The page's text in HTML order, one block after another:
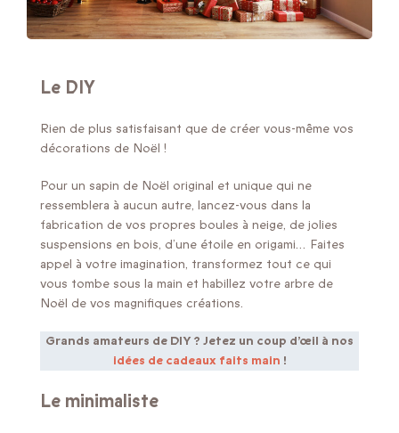
Le DIY
Rien de plus satisfaisant que de créer vous-même vos
décorations de Noël !
Pour un sapin de Noël original et unique qui ne
ressemblera à aucun autre, lancez-vous dans la
fabrication de vos propres boules à neige, de jolies
suspensions en bois, d’une étoile en origami… Faites
appel à votre imagination, transformez tout ce qui
vous tombe sous la main et habillez votre arbre de
Noël de vos magnifiques créations.
Grands amateurs de DIY ? Jetez un coup d’œil à nos
idées de cadeaux faits main !
Le minimaliste